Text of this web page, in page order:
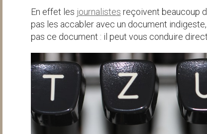
En effet les journalistes reçoivent beaucoup
pas les accabler avec un document
pas ce document : il peut vous conduire